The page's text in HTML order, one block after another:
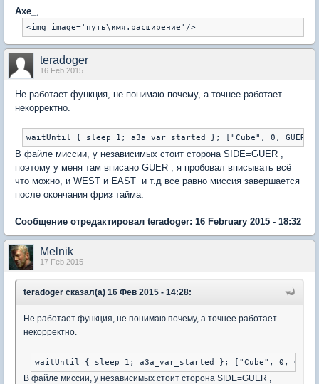
Axe_ ,
<img image='путь\имя.расширение'/>
teradoger
16 Feb 2015
Не работает функция, не понимаю почему, а точнее работает
некорректно.
В файле миссии, у независимых стоит сторона SIDE=GUER ,
поэтому у меня там вписано GUER , я пробовал вписывать всё
что можно, и WEST и EAST и т.д все равно миссия завершается
после окончания фриз тайма.
Сообщение отредактировал teradoger: 16 February 2015 - 18:32
Melnik
17 Feb 2015
teradoger сказал(а) 16 Фев 2015 - 14:28:
Не работает функция, не понимаю почему, а точнее работает
некорректно.
В файле миссии, у независимых стоит сторона SIDE=GUER ,